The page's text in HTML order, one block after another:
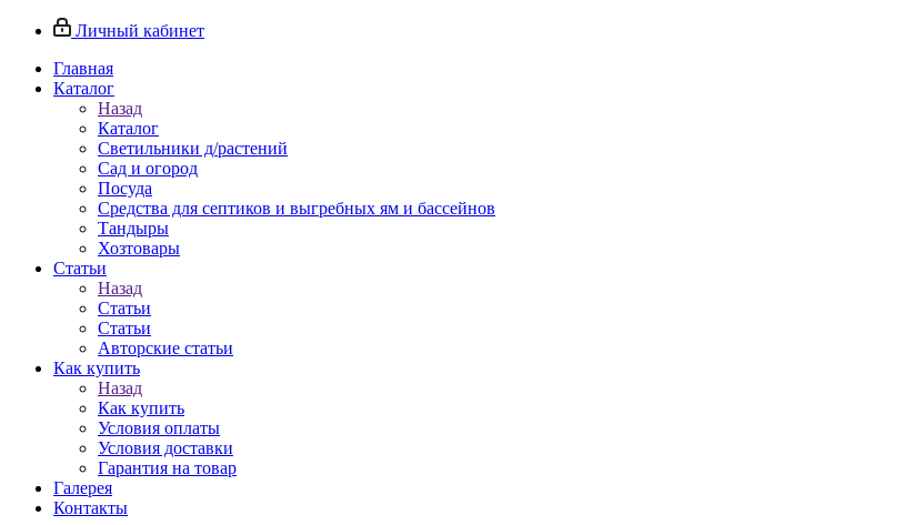
Личный кабинет
Главная
Каталог
Назад
Каталог
Светильники д/растений
Сад и огород
Посуда
Средства для септиков и выгребных ям и бассейнов
Тандыры
Хозтовары
Статьи
Назад
Статьи
Статьи
Авторские статьи
Как купить
Назад
Как купить
Условия оплаты
Условия доставки
Гарантия на товар
Галерея
Контакты